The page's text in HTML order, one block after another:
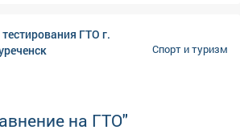
ГТО г.
Спорт и туризм
на ГТО"